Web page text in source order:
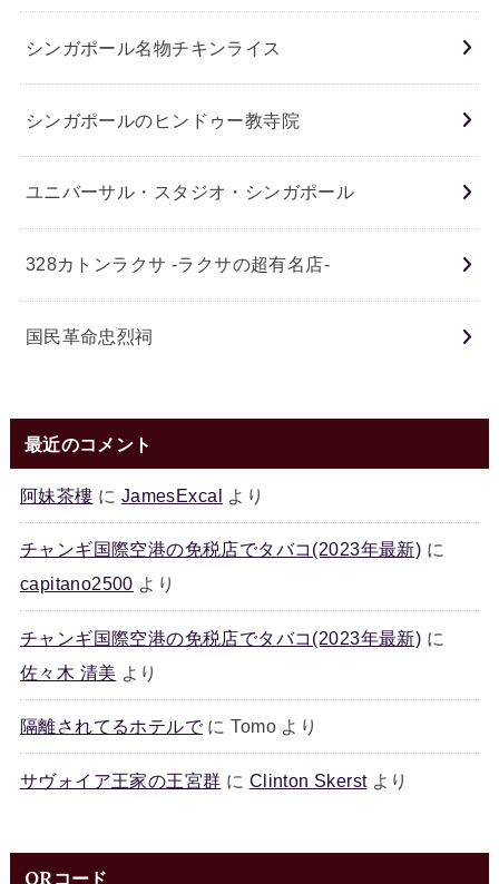
シンガポール名物チキンライス
シンガポールのヒンドゥー教寺院
ユニバーサル・スタジオ・シンガポール
328カトンラクサ -ラクサの超有名店-
国民革命忠烈祠
最近のコメント
阿妹茶樓 に JamesExcal より
チャンギ国際空港の免税店でタバコ(2023年最新) に
capitano2500 より
チャンギ国際空港の免税店でタバコ(2023年最新) に
佐々木 清美 より
隔離されてるホテルでにTomoより
サヴォイア王家の王宮群 に Clinton Skerstより
QRコード